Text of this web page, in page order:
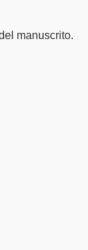
manuscrito.